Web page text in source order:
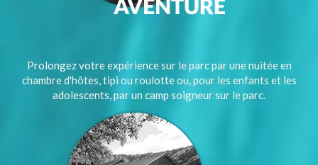
Prolongez votre expérience sur le parc par une nuitée en
chambre d'hôtes, tipi ou roulotte ou, pour les enfants et les
adolescents, par un camp soigneur sur le parc.